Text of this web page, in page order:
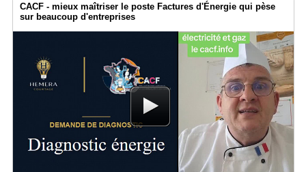
CACF - mieux maîtriser le poste Factures d'Énergie qui pèse
sur beaucoup d'entreprises